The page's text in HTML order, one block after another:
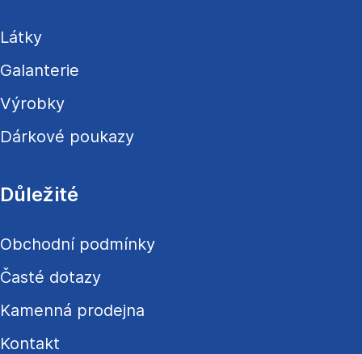
íLátky
Galanterie
Výrobky
Dárkové poukazy
Důležité
Obchodní podmínky
Časté dotazy
Kamenná prodejna
Kontakt